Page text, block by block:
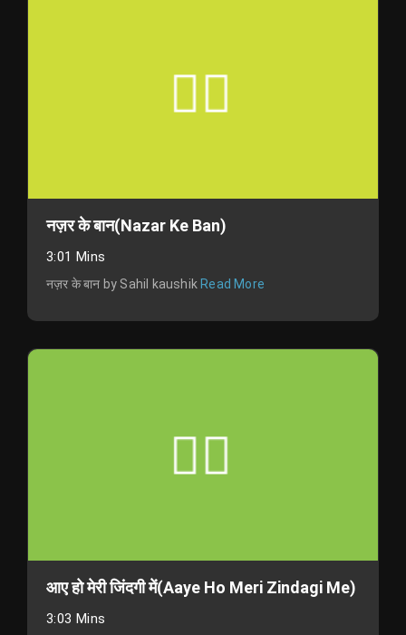
नज़र के बान(Nazar Ke Ban)
3:01 Mins
नज़र के बान by Sahil kaushik Read More
आए हो मेरी जिंदगी में(Aaye Ho Meri Zindagi Me)
3:03 Mins